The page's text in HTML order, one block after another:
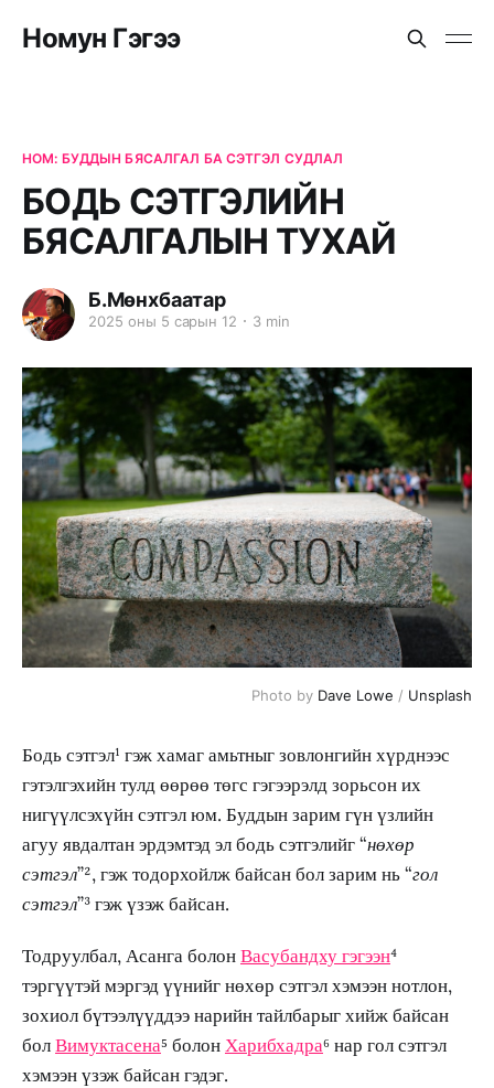
Номун Гэгээ
НОМ: БУДДЫН БЯСАЛГАЛ БА СЭТГЭЛ СУДЛАЛ
БОДЬ СЭТГЭЛИЙН
БЯСАЛГАЛЫН ТУХАЙ
Б.Мөнхбаатар
2025 оны 5 сарын 12 3 min
Photo by Dave Lowe / Unsplash
Бодь сэтгэл¹ гэж хамаг амьтныг зовлонгийн хүрднээс
гэтэлгэхийн тулд өөрөө төгс гэгээрэлд зорьсон их
нигүүлсэхүйн сэтгэл юм. Буддын зарим гүн үзлийн
агуу явдалтан эрдэмтэд эл бодь сэтгэлийг “нөхөр
сэтгэл”², гэж тодорхойлж байсан бол зарим нь “гол
сэтгэл”³ гэж үзэж байсан.
Тодруулбал, Асанга болонВасубандху гэгээн⁴
тэргүүтэй мэргэд үүнийг нөхөр сэтгэл хэмээн нотлон,
зохиол бүтээлүүддээ нарийн тайлбарыг хийж байсан
болВимуктасена⁵ болонХарибхадра⁶ нар гол сэтгэл
хэмээн үзэж байсан гэдэг.